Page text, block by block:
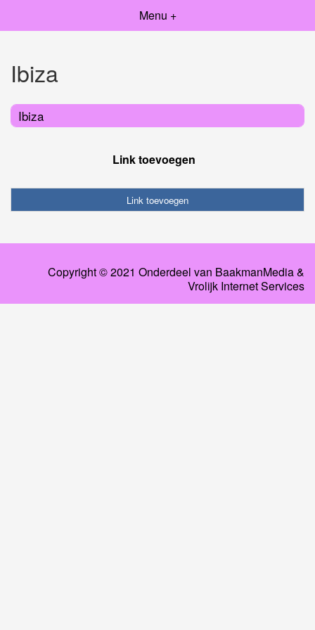
Menu +
Ibiza
Ibiza
Link toevoegen
Link toevoegen
Copyright © 2021 Onderdeel van BaakmanMedia&
Vrolijk Internet Services